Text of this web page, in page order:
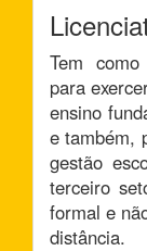
Tem
para
ensino
e também,
gestão
terceiro
formal e
distância.